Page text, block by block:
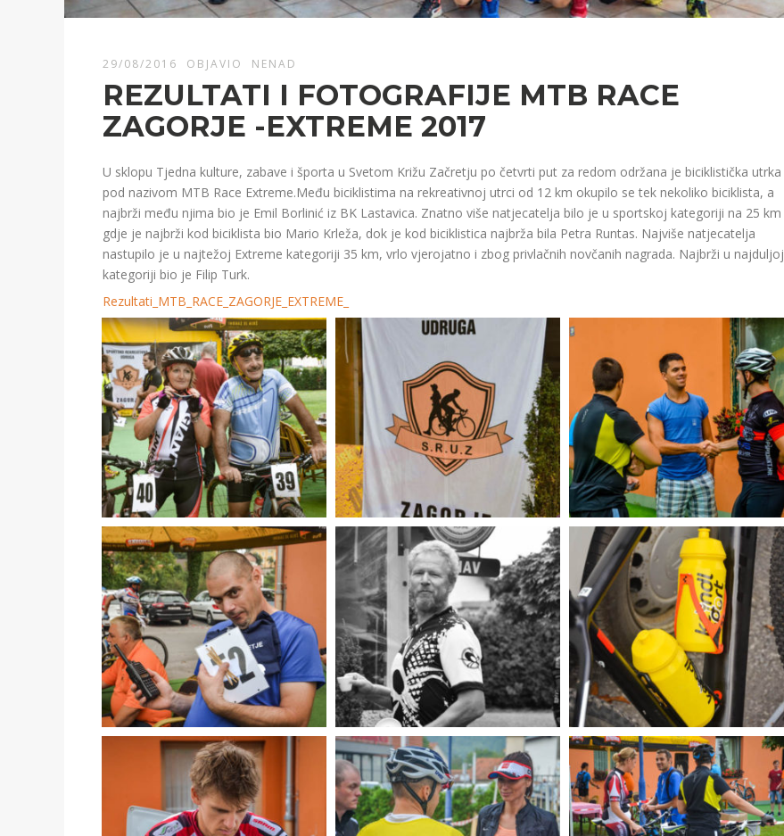
29/08/2016 OBJAVIO NENAD
REZULTATI I FOTOGRAFIJE MTB RACE
ZAGORJE -EXTREME 2017
U sklopu Tjedna kulture, zabave i športa u Svetom Križu Začretju po četvrti put za redom održana je biciklistička utrka
pod nazivom MTB Race Extreme.Među biciklistima na rekreativnoj utrci od 12 km okupilo se tek nekoliko biciklista, a
najbrži među njima bio je Emil Borlinić iz BK Lastavica. Znatno više natjecatelja bilo je u sportskoj kategoriji na 25 km
gdje je najbrži kod biciklista bio Mario Krleža, dok je kod biciklistica najbrža bila Petra Runtas. Najviše natjecatelja
nastupilo je u najtežoj Extreme kategoriji 35 km, vrlo vjerojatno i zbog privlačnih novčanih nagrada. Najbrži u najduljoj
kategoriji bio je Filip Turk.
Rezultati_MTB_RACE_ZAGORJE_EXTREME_